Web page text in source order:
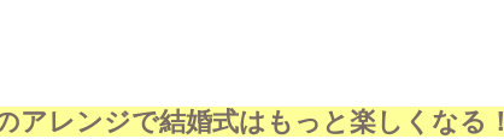
アレンジで結婚式はもっと楽しくなる！